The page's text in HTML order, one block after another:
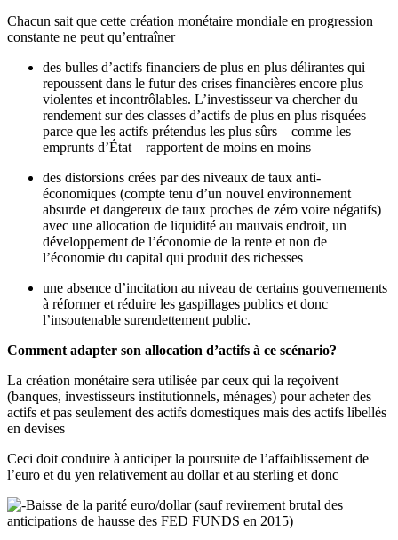
Chacun sait que cette création monétaire mondiale en progression
constante ne peut qu’entraîner
des bulles d’actifs financiers de plus en plus délirantes qui
repoussent dans le futur des crises financières encore plus
violentes et incontrôlables. L’investisseur va chercher du
rendement sur des classes d’actifs de plus en plus risquées
parce que les actifs prétendus les plus sûrs – comme les
emprunts d’État – rapportent de moins en moins
des distorsions crées par des niveaux de taux anti-
économiques (compte tenu d’un nouvel environnement
absurde et dangereux de taux proches de zéro voire négatifs)
avec une allocation de liquidité au mauvais endroit, un
développement de l’économie de la rente et non de
l’économie du capital qui produit des richesses
une absence d’incitation au niveau de certains gouvernements
à réformer et réduire les gaspillages publics et donc
l’insoutenable surendettement public.
Comment adapter son allocation d’actifs à ce scénario?
La création monétaire sera utilisée par ceux qui la reçoivent
(banques, investisseurs institutionnels, ménages) pour acheter des
actifs et pas seulement des actifs domestiques mais des actifs libellés
en devises
Ceci doit conduire à anticiper la poursuite de l’affaiblissement de
l’euro et du yen relativement au dollar et au sterling et donc
Baisse de la parité euro/dollar (sauf revirement brutal des
anticipations de hausse des FED FUNDS en 2015)